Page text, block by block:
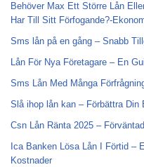
Behöver Max Ett Större Lån
Har Till Sitt Förfogande?-
Sms lån på en gång – Snabb
Lån För Nya Företagare – En
Sms Lån Med Många
Slå ihop lån kan – Förbättra Din
Csn Lån Ränta 2025 –
Ica Banken Lösa Lån I Förtid –
Kostnader